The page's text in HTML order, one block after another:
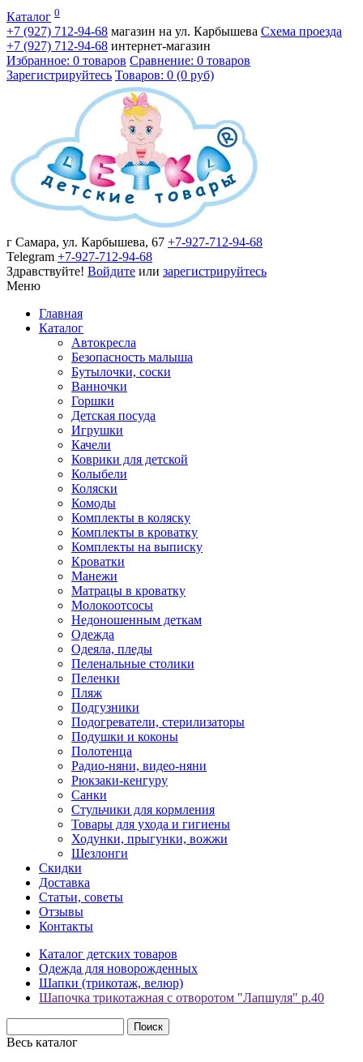
Каталог 0
+7 (927) 712-94-68 магазин на ул. Карбышева Схема проезда
+7 (927) 712-94-68 интернет-магазин
Избранное: 0 товаров Сравнение: 0 товаров
Зарегистрируйтесь Товаров: 0 (0 руб)
г Самара, ул. Карбышева, 67 +7-927-712-94-68
Telegram +7-927-712-94-68
Здравствуйте! Войдите или зарегистрируйтесь
Меню
Главная
Каталог
Автокресла
Безопасность малыша
Бутылочки, соски
Ванночки
Горшки
Детская посуда
Игрушки
Качели
Коврики для детской
Колыбели
Коляски
Комоды
Комплекты в коляску
Комплекты в кроватку
Комплекты на выписку
Кроватки
Манежи
Матрацы в кроватку
Молокоотсосы
Недоношенным деткам
Одежда
Одеяла, пледы
Пеленальные столики
Пеленки
Пляж
Подгузники
Подогреватели, стерилизаторы
Подушки и коконы
Полотенца
Радио-няни, видео-няни
Рюкзаки-кенгуру
Санки
Стульчики для кормления
Товары для ухода и гигиены
Ходунки, прыгунки, вожжи
Шезлонги
Скидки
Доставка
Статьи, советы
Отзывы
Контакты
Каталог детских товаров
Одежда для новорожденных
Шапки (трикотаж, велюр)
Шапочка трикотажная с отворотом "Лапшуля" р.40
Весь каталог